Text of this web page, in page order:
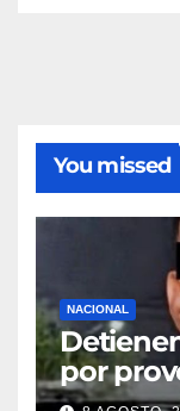
You missed
NACIONAL
por
adulto